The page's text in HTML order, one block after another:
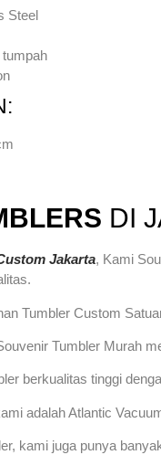
Steel
DI
Jakarta, Kami
Tumbler Custom
Tumbler Murah
berkualitas tinggi
adalah Atlantic
kami juga punya